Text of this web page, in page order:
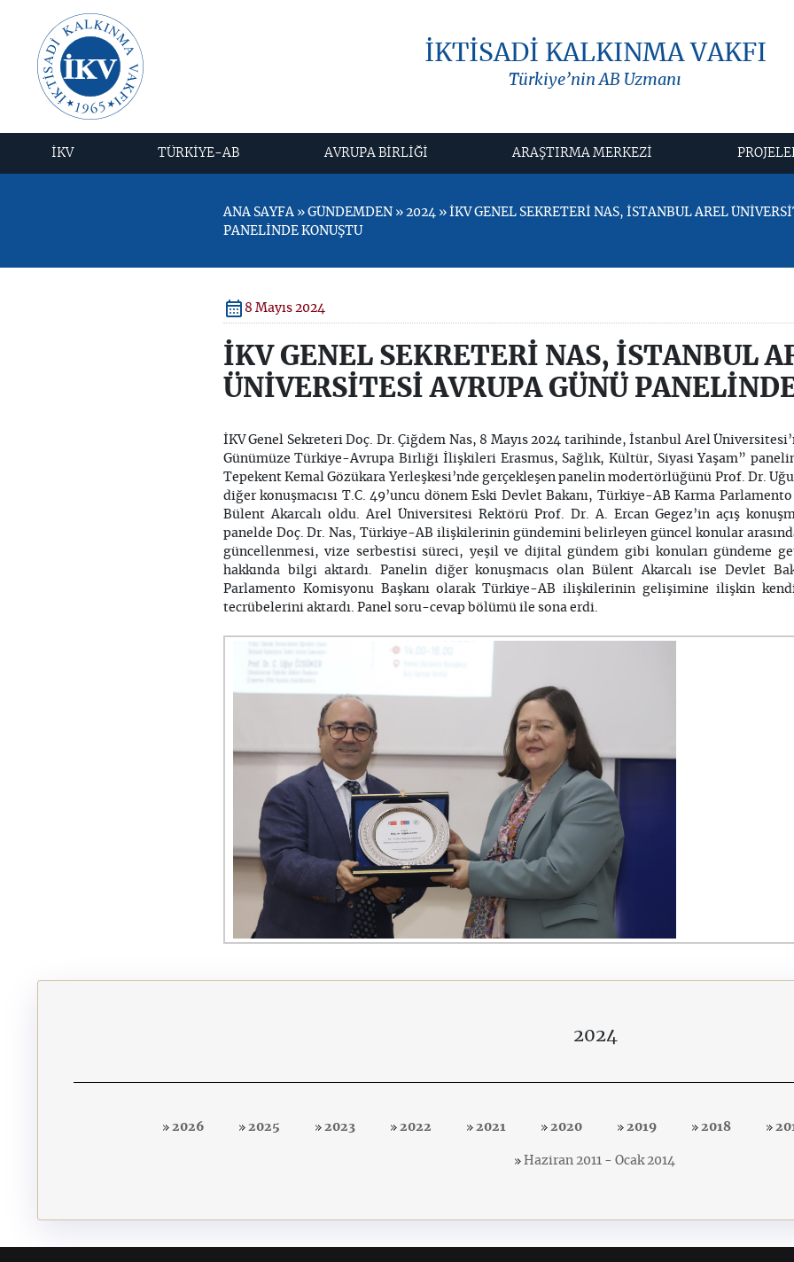
İKTİSADİ KALKINMA VAKFI
Türkiye’nin AB Uzmanı
İKV TÜRKİYE-AB AVRUPA BİRLİĞİ ARAŞTIRMA MERKEZİ
ANA SAYFA » GÜNDEMDEN » 2024 » İKV GENEL SEKRETERİ NAS, İSTANBUL AREL
PANELİNDE KONUŞTU
8 Mayıs 2024
İKV GENEL SEKRETERİ NAS, İSTANBUL
ÜNİVERSİTESİ AVRUPA GÜNÜ
İKV Genel Sekreteri Doç. Dr. Çiğdem Nas, 8 Mayıs 2024 tarihinde, İstanbul Arel
Günümüze Türkiye-Avrupa Birliği İlişkileri Erasmus, Sağlık, Kültür, Siyasi Yaşam”
Tepekent Kemal Gözükara Yerleşkesi’nde gerçekleşen panelin modertörlüğünü Prof. Dr.
diğer konuşmacısı T.C. 49’uncu dönem Eski Devlet Bakanı, Türkiye-AB Karma
Bülent Akarcalı oldu. Arel Üniversitesi Rektörü Prof. Dr. A. Ercan Gegez’in açış
panelde Doç. Dr. Nas, Türkiye-AB ilişkilerinin gündemini belirleyen güncel konular
güncellenmesi, vize serbestisi süreci, yeşil ve dijital gündem gibi konuları gündeme
hakkında bilgi aktardı. Panelin diğer konuşmacıs olan Bülent Akarcalı ise Devlet
Parlamento Komisyonu Başkanı olarak Türkiye-AB ilişkilerinin gelişimine ilişkin
tecrübelerini aktardı. Panel soru-cevap bölümü ile sona erdi.
2024
2026 2025 2023 2022 2021 2020 2019 2018
Haziran 2011 - Ocak 2014